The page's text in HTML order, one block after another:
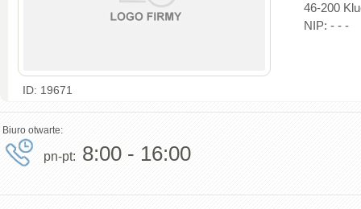
ID: 19671
46-200
NIP: - - -
Biuro otwarte:
pn-pt: 8:00 - 16:00